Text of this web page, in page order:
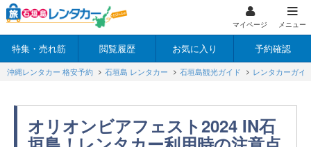
マイページ メニュー
特集・売れ筋 閲覧履歴 お気に入り 予約確認
沖縄レンタカー 格安予約 石垣島 レンタカー 石垣島観光ガイド レンタカーガイ
オリオンビアフェスト2024 IN石